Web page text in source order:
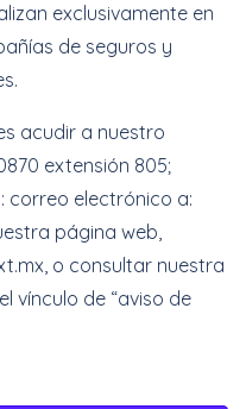
exclusivamente en
de seguros y
acudir a nuestro
extensión 805;
correo electrónico a:
página web,
o consultar nuestra
vínculo de “aviso de